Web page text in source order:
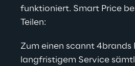
funktioniert. Smart Price
Teilen:
Zum einen scannt 4brands
langfristigem Service